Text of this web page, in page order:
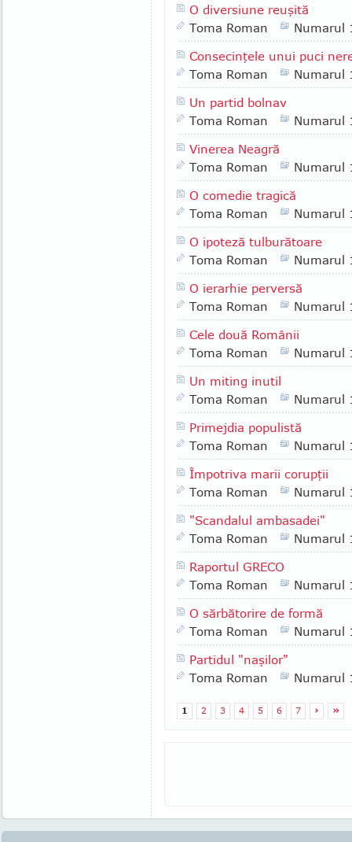
O diversiune reuşită
Toma Roman
Numarul
Consecinţele unui puci
Toma Roman
Numarul
Un partid bolnav
Toma Roman
Numarul
Vinerea Neagră
Toma Roman
Numarul
O comedie tragică
Toma Roman
Numarul
O ipoteză tulburătoare
Toma Roman
Numarul
O ierarhie perversă
Toma Roman
Numarul
Cele două Românii
Toma Roman
Numarul
Un miting inutil
Toma Roman
Numarul
Primejdia populistă
Toma Roman
Numarul
Împotriva marii corupţii
Toma Roman
Numarul
"Scandalul ambasadei"
Toma Roman
Numarul
Raportul GRECO
Toma Roman
Numarul
O sărbătorire de formă
Toma Roman
Numarul
Partidul "naşilor"
Toma Roman
Numarul
1 2 3 4 5 6 7 › »